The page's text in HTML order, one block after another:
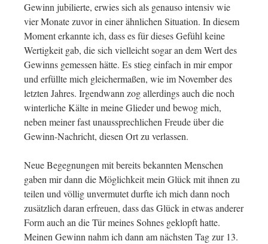
Gewinn jubilierte, erwies sich als genauso intensiv wie
vier Monate zuvor in einer ähnlichen Situation. In diesem
Moment erkannte ich, dass es für dieses Gefühl keine
Wertigkeit gab, die sich vielleicht sogar an dem Wert des
Gewinns gemessen hätte. Es stieg einfach in mir empor
und erfüllte mich gleichermaßen, wie im November des
letzten Jahres. Irgendwann zog allerdings auch die noch
winterliche Kälte in meine Glieder und bewog mich,
neben meiner fast unaussprechlichen Freude über die
Gewinn-Nachricht, diesen Ort zu verlassen.
Neue Begegnungen mit bereits bekannten Menschen
gaben mir dann die Möglichkeit mein Glück mit ihnen zu
teilen und völlig unvermutet durfte ich mich dann noch
zusätzlich daran erfreuen, dass das Glück in etwas anderer
Form auch an die Tür meines Sohnes geklopft hatte.
Meinen Gewinn nahm ich dann am nächsten Tag zur 13.